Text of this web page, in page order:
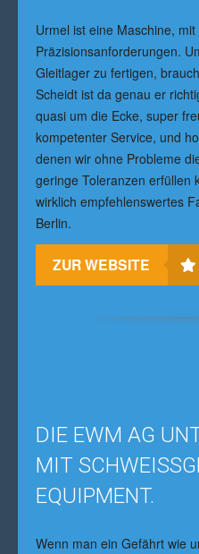
Urmel ist eine Maschine, mit
Präzisionsanforderungen.
Gleitlager zu fertigen,
Scheidt ist da genau er
quasi um die Ecke, super
kompetenter Service, und
denen wir ohne Probleme
geringe Toleranzen erfüllen
wirklich empfehlenswertes
Berlin.
ZUR WEBSITE
DIE EWM AG
MIT
QUIPMENT.
Wenn man ein Gefährt wie